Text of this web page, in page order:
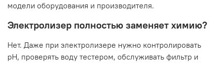
модели оборудования и производителя.
Электролизер полностью заменяет химию?
Нет. Даже при электролизере нужно контролировать
pH, проверять воду тестером, обслуживать фильтр и